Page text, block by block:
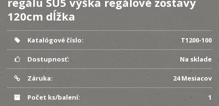
120cm dĺžka
Katalógové číslo: T1200-100
Dostupnosť: Na sklade
Záruka: 24 Mesiacov
Počet ks/balení: 1